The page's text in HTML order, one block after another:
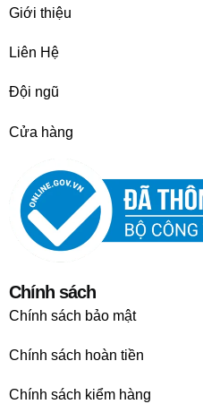
Giới thiệu
Liên Hệ
Đội ngũ
Cửa hàng
Chính sách
Chính sách bảo mật
Chính sách hoàn tiền
Chính sách kiểm hàng